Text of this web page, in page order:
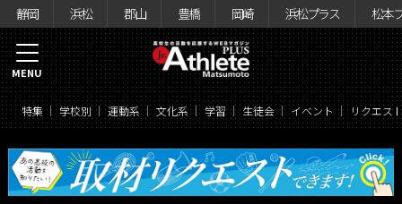
静岡 浜松 郡山 豊橋 岡崎 浜松プラス 松本
特集 学校別 運動系 文化系 学習 生徒会 イベント リクエス
MENU